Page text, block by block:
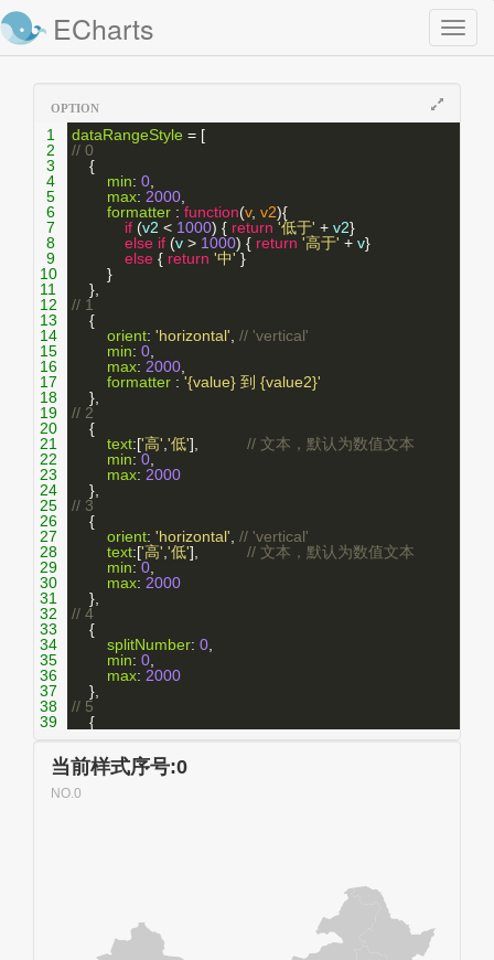
Toggle
ECharts
OPTION
1 dataRangeStyle = [
2
// 0
3
    {
4
min: 0
5
max: 2000
6
formatter : function(v, v2){
7
if (v2 < 1000) { return '低于' + v2}
8
else if (v > 1000) { return '高于' + v}
9
else { return '中' }
10
        }
11
    },
12
// 1
13
    {
14
orient: 'horizontal' // 'vertical'
15
min: 0
16
max: 2000
17
formatter : '{value} 到 {value2}'
18
    },
19
// 2
20
    {
21
text:['高' '低'], // 文本，默认为数值文本
22
min: 0
23
max: 2000
24
    },
25
// 3
26
    {
27
orient: 'horizontal' // 'vertical'
28
text:['高' '低'], // 文本，默认为数值文本
29
min: 0
30
max: 2000
31
    },
32
// 4
33
    {
34
splitNumber: 0
35
min: 0
36
max: 2000
37
    },
38
// 5
39
    {
splitNumber
42
min: 0,
44
    },